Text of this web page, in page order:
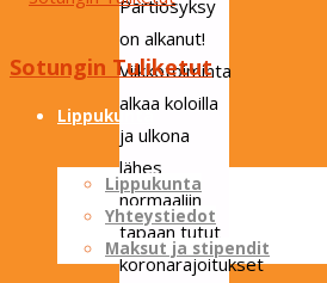
Sotungin Tuliketut
Skip
Lippukunta
Lippukunta
Yhteystiedot
Maksut ja stipendit
Partiosyksy
on alkanut!
Viikkotoiminta
alkaa koloilla
ja ulkona
lähes
normaaliin
tapaan tutut
koronarajoitukset